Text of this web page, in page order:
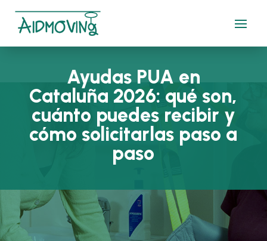
Ayudas PUA en
Cataluña 2026: qué son,
cuánto puedes recibir y
cómo solicitarlas paso a
paso